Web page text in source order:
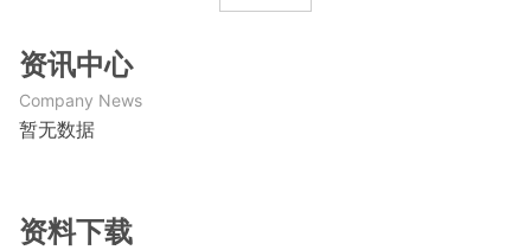
资讯中心
Company News
暂无数据
资料下载